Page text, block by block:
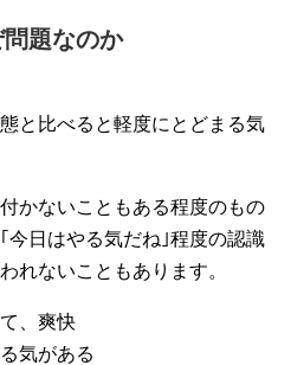
題なのか
と比べると軽度にとどまる気
かないこともある程度のもの
今日はやる気だね｣程度の認識
れないこともあります。
、爽快
気がある